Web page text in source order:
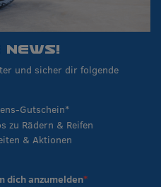
NEWS!
und sicher dir folgende
Gutschein*
zu Rädern & Reifen
& Aktionen
dich anzumelden